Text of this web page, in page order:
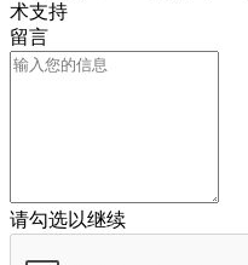
术支持
留言
请勾选以继续